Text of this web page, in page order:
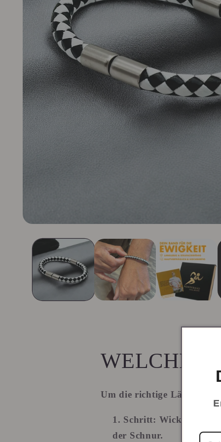
Modal
öffnen
WELCHE
Um die richtige Länge für
Schritt: Wickle eine
der Schnur.